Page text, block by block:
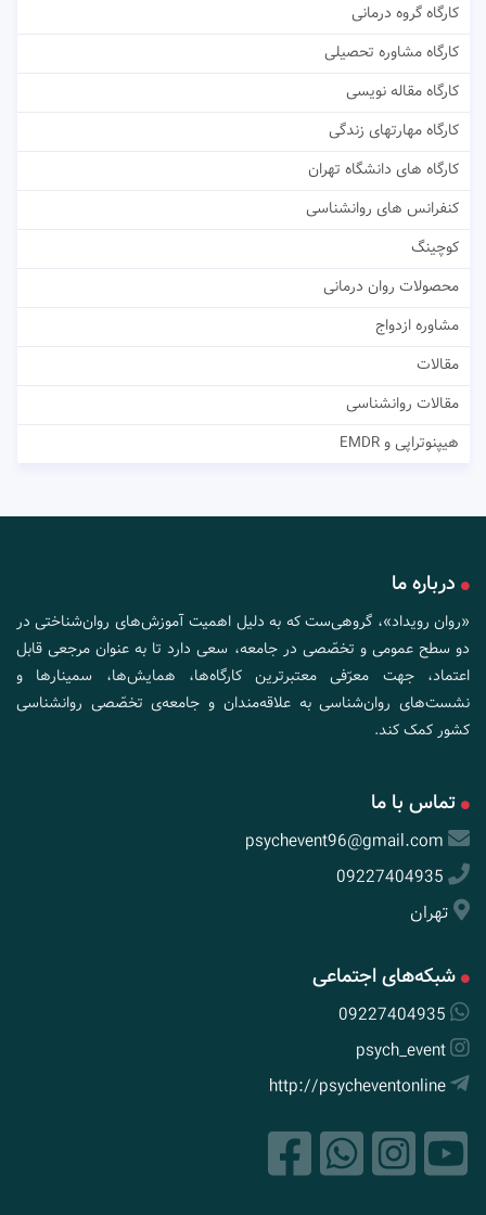
کارگاه گروه درمانی
کارگاه مشاوره تحصیلی
کارگاه مقاله نویسی
کارگاه مهارتهای زندگی
کارگاه های دانشگاه تهران
کنفرانس های روانشناسی
کوچینگ
محصولات روان درمانی
مشاوره ازدواج
مقالات
مقالات روانشناسی
هیپنوتراپی و EMDR
درباره ما
«روان رویداد»، گروهی‌ست که به دلیل اهمیت آموزش‌های روان‌شناختی در
دو سطح عمومی و تخصّصی در جامعه، سعی دارد تا به عنوان مرجعی قابل
اعتماد، جهت معرّفی معتبرترین کارگاه‌ها، همایش‌ها، سمینارها و
نشست‌های روان‌شناسی به علاقه‌مندان و جامعه‌ی تخصّصی روانشناسی
کشور کمک کند.
تماس با ما
psychevent96@gmail.com
09227404935
تهران
شبکه‌های اجتماعی
09227404935
psych_event
http://psycheventonline